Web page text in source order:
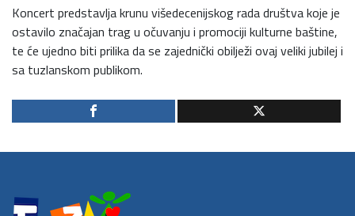
Koncert predstavlja krunu višedecenijskog rada društva koje je
ostavilo značajan trag u očuvanju i promociji kulturne baštine,
te će ujedno biti prilika da se zajednički obilježi ovaj veliki jubilej i
sa tuzlanskom publikom.